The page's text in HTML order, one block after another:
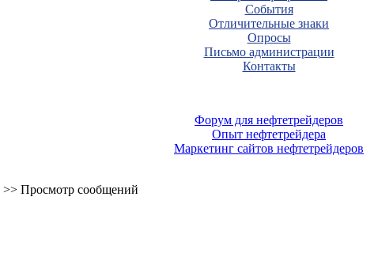
События
Отличительные знаки
Опросы
Письмо администрации
Контакты
Форум для нефтетрейдеров
Опыт нефтетрейдера
Маркетинг сайтов нефтетрейдеров
>> Просмотр сообщений